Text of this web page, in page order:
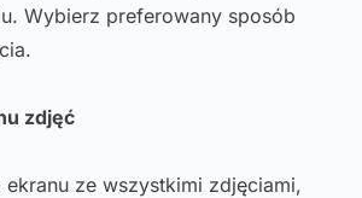
Wybierz preferowany sposób
zdjęć
ze wszystkimi zdjęciami,